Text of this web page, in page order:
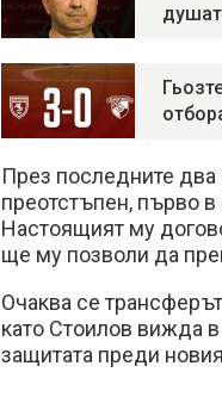
През последните два
преотстъпен, първо
Настоящият му
ще му позволи да
Очаква се
като Стоилов вижда
защитата преди